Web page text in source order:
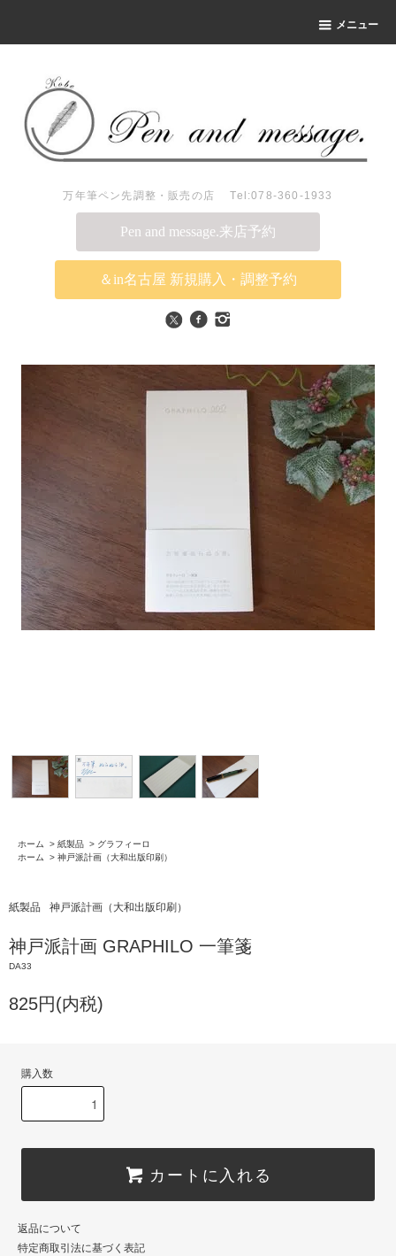
メニュー
万年筆ペン先調整・販売の店 Tel:078-360-1933
Pen and message.来店予約
＆in名古屋 新規購入・調整予約
ホーム > 紙製品 > グラフィーロ
ホーム
> 神戸派計画（大和出版印刷）
紙製品 神戸派計画（大和出版印刷）
神戸派計画 GRAPHILO 一筆箋
DA33
825円(内税)
購入数
カートに入れる
返品について
特定商取引法に基づく表記